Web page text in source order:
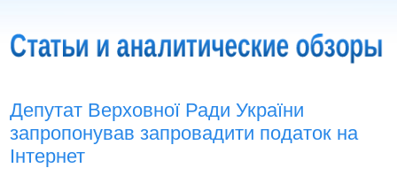
Депутат Верховної Ради України
запропонував запровадити податок на
Інтернет